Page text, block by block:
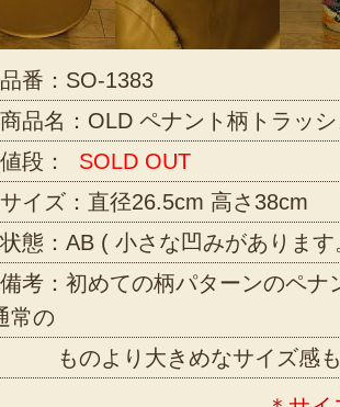
品番：SO-1383
商品名：OLD ペナント柄トラッ
値段： SOLD OUT
サイズ：直径26.5cm 高さ38cm
状態：AB ( 小さな凹みがあります
備考：初めての柄パターンのペナ
常の
ものより大きめなサイズ感も